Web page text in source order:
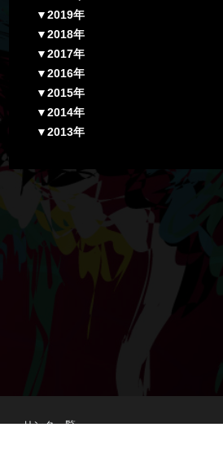
▼2019年
▼2018年
▼2017年
▼2016年
▼2015年
▼2014年
▼2013年
リンク一覧